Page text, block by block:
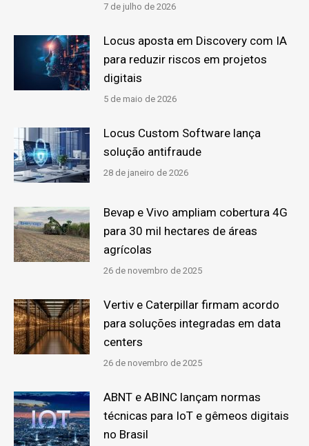
7 de julho de 2026
Locus aposta em Discovery com IA
para reduzir riscos em projetos
digitais
5 de maio de 2026
Locus Custom Software lança
solução antifraude
28 de janeiro de 2026
Bevap e Vivo ampliam cobertura 4G
para 30 mil hectares de áreas
agrícolas
26 de novembro de 2025
Vertiv e Caterpillar firmam acordo
para soluções integradas em data
centers
26 de novembro de 2025
ABNT e ABINC lançam normas
técnicas para IoT e gêmeos digitais
no Brasil